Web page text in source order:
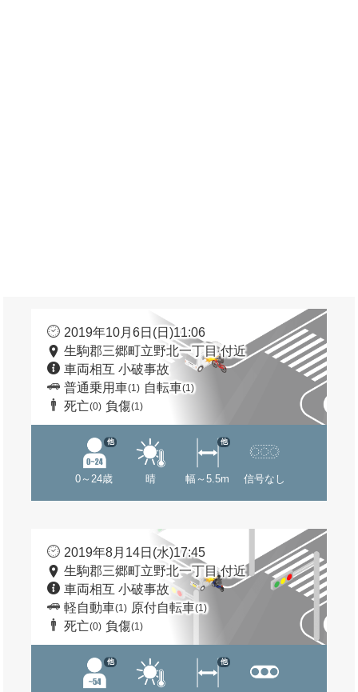
2019年10月6日(日)11:06
生駒郡三郷町立野北一丁目 付近
車両相互 小破事故
普通乗用車(1) 自転車(1)
死亡(0) 負傷(1)
0～24歳
他
晴 幅～5.5m
他
信号なし
2019年8月14日(水)17:45
生駒郡三郷町立野北一丁目 付近
車両相互 小破事故
軽自動車(1) 原付自転車(1)
死亡(0) 負傷(1)
他 他